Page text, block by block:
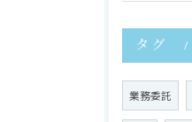
タグ
業務委託